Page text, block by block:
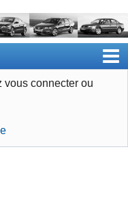
vous connecter ou